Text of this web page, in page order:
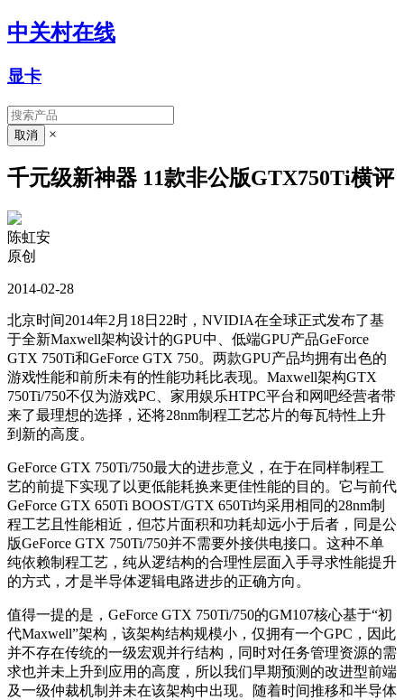
中关村在线
显卡
×
千元级新神器 11款非公版GTX750Ti横评
陈虹安
原创
2014-02-28
北京时间2014年2月18日22时，NVIDIA在全球正式发布了基
于全新Maxwell架构设计的GPU中、低端GPU产品GeForce
GTX 750Ti和GeForce GTX 750。两款GPU产品均拥有出色的
游戏性能和前所未有的性能功耗比表现。Maxwell架构GTX
750Ti/750不仅为游戏PC、家用娱乐HTPC平台和网吧经营者带
来了最理想的选择，还将28nm制程工艺芯片的每瓦特性上升
到新的高度。
GeForce GTX 750Ti/750最大的进步意义，在于在同样制程工
艺的前提下实现了以更低能耗换来更佳性能的目的。它与前代
GeForce GTX 650Ti BOOST/GTX 650Ti均采用相同的28nm制
程工艺且性能相近，但芯片面积和功耗却远小于后者，同是公
版GeForce GTX 750Ti/750并不需要外接供电接口。这种不单
纯依赖制程工艺，纯从逻结构的合理性层面入手寻求性能提升
的方式，才是半导体逻辑电路进步的正确方向。
值得一提的是，GeForce GTX 750Ti/750的GM107核心基于“初
代Maxwell”架构，该架构结构规模小，仅拥有一个GPC，因此
并不存在传统的一级宏观并行结构，同时对任务管理资源的需
求也并未上升到应用的高度，所以我们早期预测的改进型前端
及一级仲裁机制并未在该架构中出现。随着时间推移和半导体